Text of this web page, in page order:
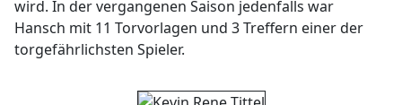
wird. In der vergangenen Saison jedenfalls war
Hansch mit 11 Torvorlagen und 3 Treffern einer der
torgefährlichsten Spieler.